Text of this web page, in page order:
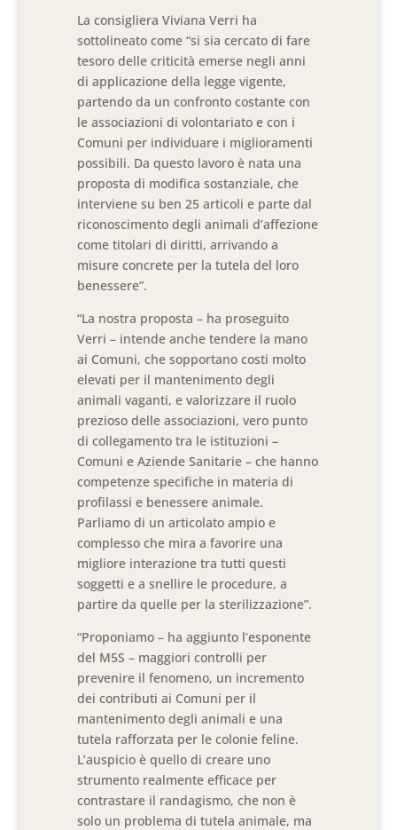
La consigliera Viviana Verri ha
sottolineato come “si sia cercato di fare
tesoro delle criticità emerse negli anni
di applicazione della legge vigente,
partendo da un confronto costante con
le associazioni di volontariato e con i
Comuni per individuare i miglioramenti
possibili. Da questo lavoro è nata una
proposta di modifica sostanziale, che
interviene su ben 25 articoli e parte dal
riconoscimento degli animali d’affezione
come titolari di diritti, arrivando a
misure concrete per la tutela del loro
benessere”.
“La nostra proposta – ha proseguito
Verri – intende anche tendere la mano
ai Comuni, che sopportano costi molto
elevati per il mantenimento degli
animali vaganti, e valorizzare il ruolo
prezioso delle associazioni, vero punto
di collegamento tra le istituzioni –
Comuni e Aziende Sanitarie – che hanno
competenze specifiche in materia di
profilassi e benessere animale.
Parliamo di un articolato ampio e
complesso che mira a favorire una
migliore interazione tra tutti questi
soggetti e a snellire le procedure, a
partire da quelle per la sterilizzazione”.
“Proponiamo – ha aggiunto l’esponente
del M5S – maggiori controlli per
prevenire il fenomeno, un incremento
dei contributi ai Comuni per il
mantenimento degli animali e una
tutela rafforzata per le colonie feline.
L’auspicio è quello di creare uno
strumento realmente efficace per
contrastare il randagismo, che non è
solo un problema di tutela animale, ma